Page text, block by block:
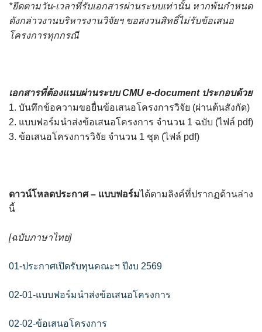
*ยึดตามวัน-เวลาที่รับเอกสารผ่านระบบเท่านั้น หากพ้นกำหนด
ดังกล่าวงานบริหารงานวิจัยฯ ขอสงวนสิทธิ์ไม่รับข้อเสนอ
โครงการทุกกรณี
เอกสารที่ต้องแนบผ่านระบบ CMU e-document ประกอบด้วย
1. บันทึกข้อความขอยื่นข้อเสนอโครงการวิจัย (ผ่านต้นสังกัด)
2. แบบฟอร์มนำส่งข้อเสนอโครงการ จำนวน 1 ฉบับ (ไฟล์ pdf)
3. ข้อเสนอโครงการวิจัย จำนวน 1 ชุด (ไฟล์ pdf)
ดาวน์โหลดประกาศ – แบบฟอร์มได้ตามลิงค์ที่ปรากฏด้านล่าง
นี้
[ฉบับภาษาไทย]
01-ประกาศเปิดรับทุนคณะฯ ปีงบ 2569
02-01-แบบฟอร์มนำส่งข้อเสนอโครงการ
02-02-ข้อเสนอโครงการ